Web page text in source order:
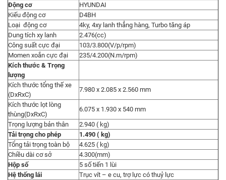
Động cơ
HYUNDAI
Kiếu động cơ
D4BH
Loại động cơ
4ky, 4xy lanh thẳng hàng, Turbo tăng áp
Dung tích xy lanh
2.476(cc)
Công suất cực đại
103/3.800(V/p/rpm)
Momen xoắn cực đại
235/4.200(N.m/rpm)
Kích thước & Trọng
lượng
Kích thước tổng thế xe
(DxRxC)
7.980 x 2.085 x 2.560 mm
Kích thước lọt lòng
thùng(DxRxC)
6.075 x 1.930 x 540 mm
Trọng lượng bản thân
2.940 ( kg)
Tải trọng cho phép
1.490 ( kg)
Tổng tải trọng toàn bộ
4.625 ( kg)
Chiều dài cơ sở
4.300(mm)
Hộp số
5 số tiến 1 lùi
Hệ thống lái
Trục vít – e cu, trợ lực có thuỷ lực